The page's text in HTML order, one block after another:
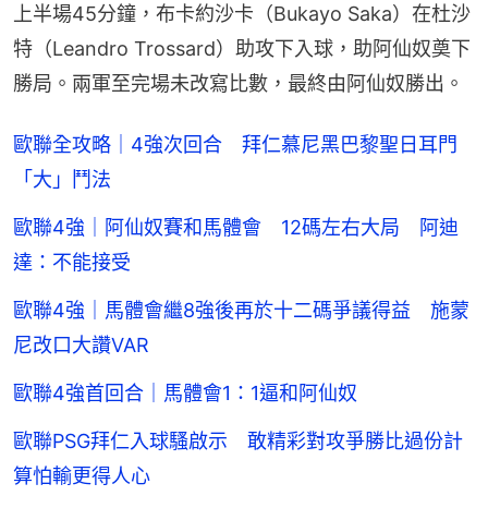
上半場45分鐘，布卡約沙卡（Bukayo Saka）在杜沙
特（Leandro Trossard）助攻下入球，助阿仙奴奠下
勝局。兩軍至完場未改寫比數，最終由阿仙奴勝出。
歐聯全攻略｜4強次回合 拜仁慕尼黑巴黎聖日耳門
「大」鬥法
歐聯4強｜阿仙奴賽和馬體會 12碼左右大局 阿迪
達：不能接受
歐聯4強｜馬體會繼8強後再於十二碼爭議得益 施蒙
尼改口大讚VAR
歐聯4強首回合｜馬體會1：1逼和阿仙奴
歐聯PSG拜仁入球騷啟示 敢精彩對攻爭勝比過份計
算怕輸更得人心